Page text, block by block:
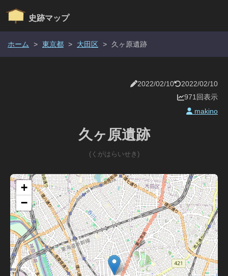
史跡マップ
ホーム > 東京都 > 大田区 > 久ヶ原遺跡
2022/02/10
2022/02/10
971回表示
makino
久ヶ原遺跡
(くがはらいせき)
+
−